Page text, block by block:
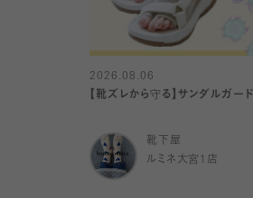
2026.08.06
【靴ズレから守る】サンダルガード
靴下屋
ルミネ大宮1店